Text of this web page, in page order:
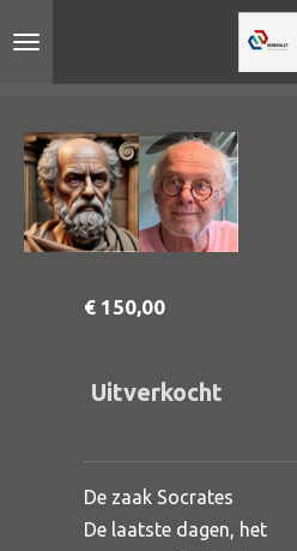
hoofdinhoud
€ 150,00
Uitverkocht
De zaak Socrates
De laatste dagen, het